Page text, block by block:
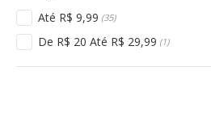
Até R$ 9,99 (35)
De R$ 20 Até R$ 29,99 (1)